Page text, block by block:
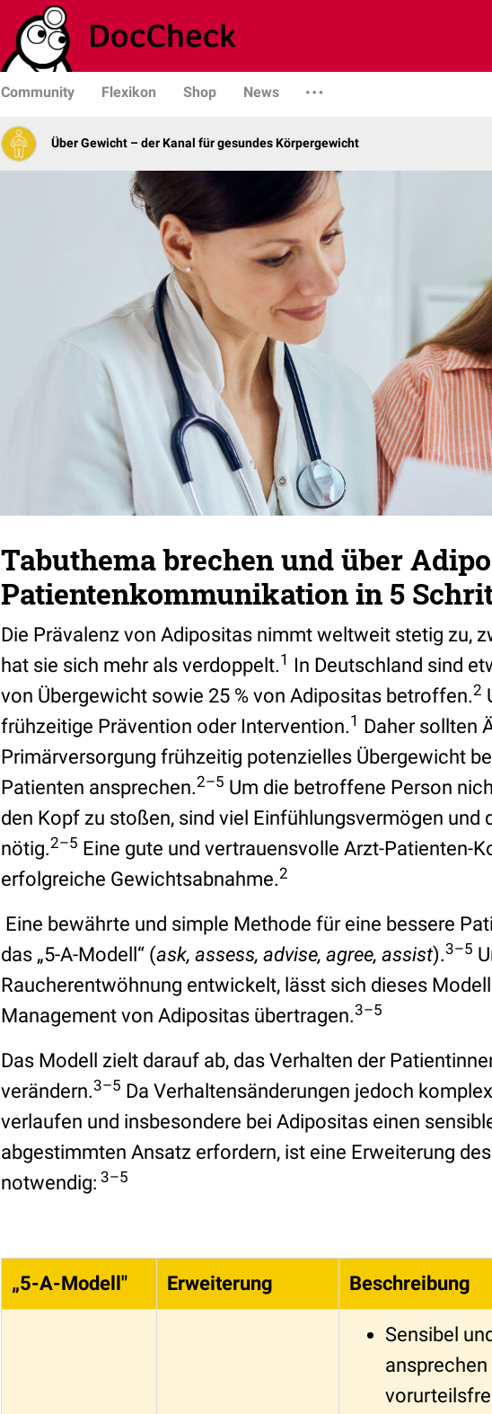
Community Flexikon Shop News
Über Gewicht – der Kanal für gesundes Körpergewicht
Tabuthema brechen und über
Patientenkommunikation in 5
Die Prävalenz von Adipositas nimmt weltweit stetig zu,
hat sie sich mehr als verdoppelt.1 In Deutschland sind
von Übergewicht sowie 25 % von Adipositas betroffen.2
frühzeitige Prävention oder Intervention.1 Daher sollten
Primärversorgung frühzeitig potenzielles Übergewicht
Patienten ansprechen.2–5 Um die betroffene Person
den Kopf zu stoßen, sind viel Einfühlungsvermögen und
nötig.2–5 Eine gute und vertrauensvolle Arzt-Patienten-
erfolgreiche Gewichtsabnahme.2
Eine bewährte und simple Methode für eine bessere
das „5-A-Modell“ (ask, assess, advise, agree, assist).3–5
Raucherentwöhnung entwickelt, lässt sich dieses
Management von Adipositas übertragen.3–5
Das Modell zielt darauf ab, das Verhalten der
verändern.3–5 Da Verhaltensänderungen jedoch
verlaufen und insbesondere bei Adipositas einen
abgestimmten Ansatz erfordern, ist eine Erweiterung
notwendig: 3–5
„5-A-Modell" Erweiterung Beschreibung
Sensibel